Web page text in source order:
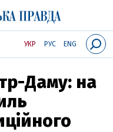
УКР РУС ENG
Даму: на